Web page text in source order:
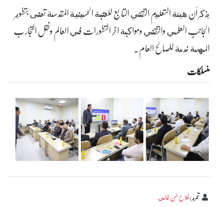
يذكر أن هيئة التعليم التقني التابع للعتبة الحسينية المقدسة تعنى بتطوير
الجانب العلمي والتقني ومواكبة اخر التطورات في العالم ونقل التجارب
المهمة خدمة للصالح العام.
منسلکات
تحرير:فلاح حسن غالي